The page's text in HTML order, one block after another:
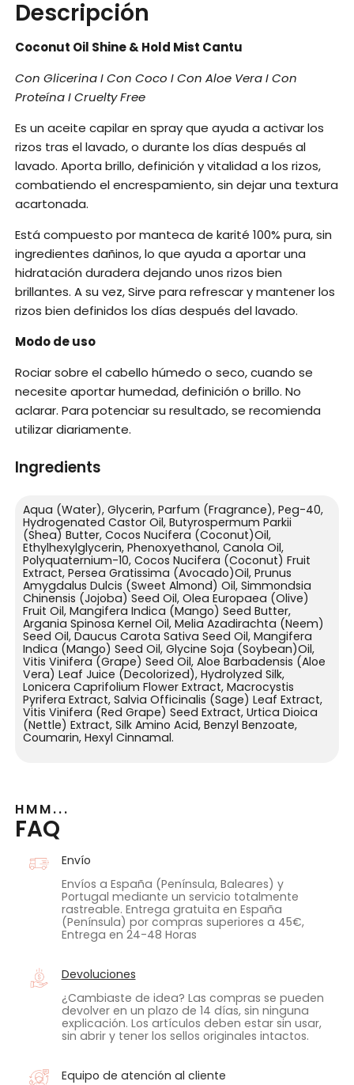
Descripción
Coconut Oil Shine & Hold Mist Cantu
Con Glicerina I Con Coco I Con Aloe Vera I Con
Proteína I Cruelty Free
Es un aceite capilar en spray que ayuda a activar los
rizos tras el lavado, o durante los días después al
lavado. Aporta brillo, definición y vitalidad a los rizos,
combatiendo el encrespamiento, sin dejar una textura
acartonada.
Está compuesto por manteca de karité 100% pura, sin
ingredientes dañinos, lo que ayuda a aportar una
hidratación duradera dejando unos rizos bien
brillantes. A su vez, Sirve para refrescar y mantener los
rizos bien definidos los días después del lavado.
Modo de uso
Rociar sobre el cabello húmedo o seco, cuando se
necesite aportar humedad, definición o brillo. No
aclarar. Para potenciar su resultado, se recomienda
utilizar diariamente.
Ingredients
Aqua (Water), Glycerin, Parfum (Fragrance), Peg-40,
Hydrogenated Castor Oil, Butyrospermum Parkii
(Shea) Butter, Cocos Nucifera (Coconut)Oil,
Ethylhexylglycerin, Phenoxyethanol, Canola Oil,
Polyquaternium-10, Cocos Nucifera (Coconut) Fruit
Extract, Persea Gratissima (Avocado)Oil, Prunus
Amygdalus Dulcis (Sweet Almond) Oil, Simmondsia
Chinensis (Jojoba) Seed Oil, Olea Europaea (Olive)
Fruit Oil, Mangifera Indica (Mango) Seed Butter,
Argania Spinosa Kernel Oil, Melia Azadirachta (Neem)
Seed Oil, Daucus Carota Sativa Seed Oil, Mangifera
Indica (Mango) Seed Oil, Glycine Soja (Soybean)Oil,
Vitis Vinifera (Grape) Seed Oil, Aloe Barbadensis (Aloe
Vera) Leaf Juice (Decolorized), Hydrolyzed Silk,
Lonicera Caprifolium Flower Extract, Macrocystis
Pyrifera Extract, Salvia Officinalis (Sage) Leaf Extract,
Vitis Vinifera (Red Grape) Seed Extract, Urtica Dioica
(Nettle) Extract, Silk Amino Acid, Benzyl Benzoate,
Coumarin, Hexyl Cinnamal.
HMM...
FAQ
Envío
Envíos a España (Península, Baleares) y
Portugal mediante un servicio totalmente
rastreable. Entrega gratuita en España
(Península) por compras superiores a 45€,
Entrega en 24-48 Horas
Devoluciones
¿Cambiaste de idea? Las compras se pueden
devolver en un plazo de 14 días, sin ninguna
explicación. Los artículos deben estar sin usar,
sin abrir y tener los sellos originales intactos.
Equipo de atención al cliente